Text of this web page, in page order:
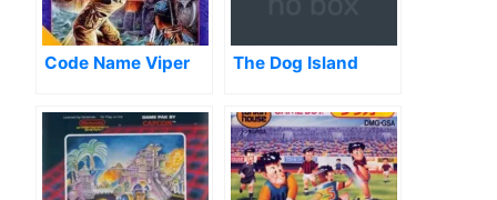
Code Name Viper The Dog Island